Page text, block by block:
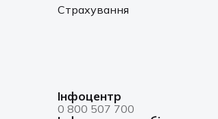
Страхування
Інфоцентр
0 800 507 700